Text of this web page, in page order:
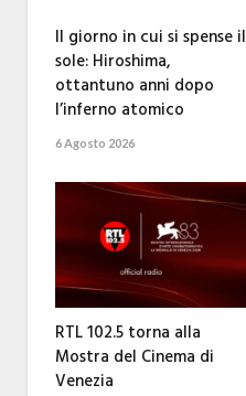
Il giorno in cui si spense il
sole: Hiroshima,
ottantuno anni dopo
l’inferno atomico
6 Agosto 2026
RTL 102.5 torna alla
Mostra del Cinema di
Venezia